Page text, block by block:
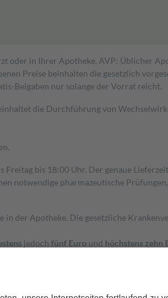
oder in Ihrer Apotheke. AVP: Üblicher
Preise beinhalten die gesetzlich
Beigaben nur solange der Vorrat reicht.
die Durchführung von
bis 18:00 Uhr. Der genaue
notwendige pharmazeutische
der Apotheke. Die gesetzliche
jedoch fünf Euro und höchstens zehn
der Familie zu unterstützen, fallen